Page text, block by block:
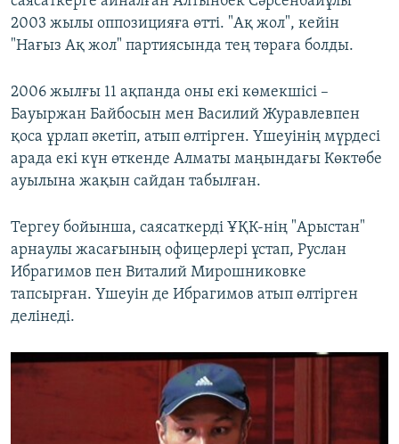
s
l
d
e
e
2003 жылы оппозицияға өтті. "Ақ жол", кейін
"Нағыз Ақ жол" партиясында тең төраға болды.
2006 жылғы 11 ақпанда оны екі көмекшісі –
Бауыржан Байбосын мен Василий Журавлевпен
қоса ұрлап әкетіп, атып өлтірген. Үшеуінің мүрдесі
арада екі күн өткенде Алматы маңындағы Көктөбе
ауылына жақын сайдан табылған.
Тергеу бойынша, саясаткерді ҰҚК-нің "Арыстан"
арнаулы жасағының офицерлері ұстап, Руслан
Ибрагимов пен Виталий Мирошниковке
тапсырған. Үшеуін де Ибрагимов атып өлтірген
делінеді.